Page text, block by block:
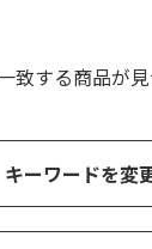
致する商品が
キーワードを変